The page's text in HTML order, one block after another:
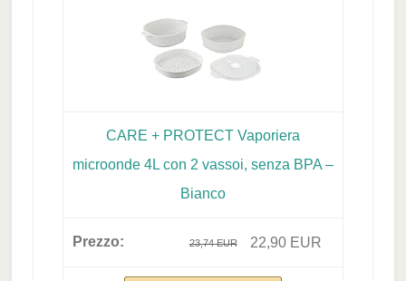
CARE + PROTECT Vaporiera
microonde 4L con 2 vassoi, senza BPA –
Bianco
23,74 EUR 22,90 EUR